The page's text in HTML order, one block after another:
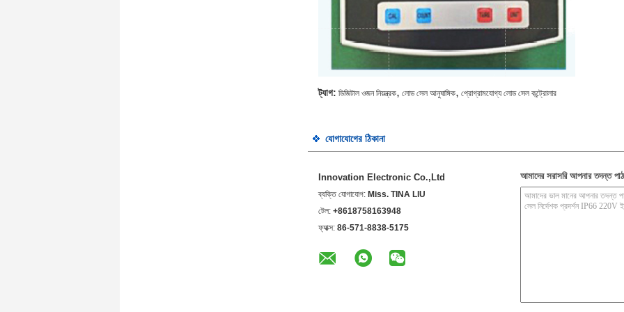
ট্যাগ: ডিজিটাল ওজন নিয়ন্ত্রক, লোড সেল আনুষাঙ্গিক, প্রোগ্রামযোগ্য লোড সেল কন্ট্রোলার
যোগাযোগের ঠিকানা
Innovation Electronic Co.,Ltd
ব্যক্তি যোগাযোগ: Miss. TINA LIU
টেল: +8618758163948
ফ্যাক্স: 86-571-8838-5175
আমাদের সরাসরি আপনার তদন্ত